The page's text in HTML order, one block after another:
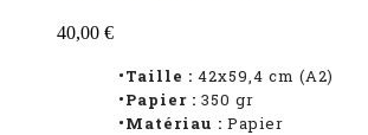
40,00 €
•Taille : 42x59,4 cm (A2)
•Papier : 350 gr
•Matériau : Papier